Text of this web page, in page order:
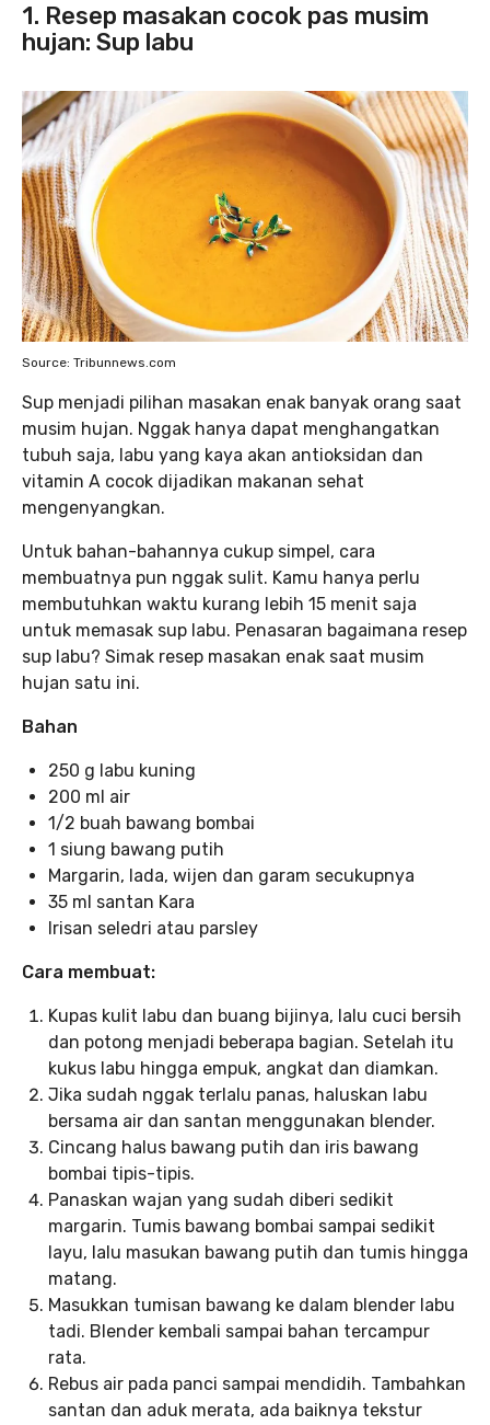
1. Resep masakan cocok pas musim
hujan: Sup labu
Source: Tribunnews.com
Sup menjadi pilihan masakan enak banyak orang saat
musim hujan. Nggak hanya dapat menghangatkan
tubuh saja, labu yang kaya akan antioksidan dan
vitamin A cocok dijadikan makanan sehat
mengenyangkan.
Untuk bahan-bahannya cukup simpel, cara
membuatnya pun nggak sulit. Kamu hanya perlu
membutuhkan waktu kurang lebih 15 menit saja
untuk memasak sup labu. Penasaran bagaimana resep
sup labu? Simak resep masakan enak saat musim
hujan satu ini.
Bahan
250 g labu kuning
200 ml air
1/2 buah bawang bombai
1 siung bawang putih
Margarin, lada, wijen dan garam secukupnya
35 ml santan Kara
Irisan seledri atau parsley
Cara membuat:
Kupas kulit labu dan buang bijinya, lalu cuci bersih
dan potong menjadi beberapa bagian. Setelah itu
kukus labu hingga empuk, angkat dan diamkan.
Jika sudah nggak terlalu panas, haluskan labu
bersama air dan santan menggunakan blender.
Cincang halus bawang putih dan iris bawang
bombai tipis-tipis.
Panaskan wajan yang sudah diberi sedikit
margarin. Tumis bawang bombai sampai sedikit
layu, lalu masukan bawang putih dan tumis hingga
matang.
Masukkan tumisan bawang ke dalam blender labu
tadi. Blender kembali sampai bahan tercampur
rata.
Rebus air pada panci sampai mendidih. Tambahkan
santan dan aduk merata, ada baiknya tekstur